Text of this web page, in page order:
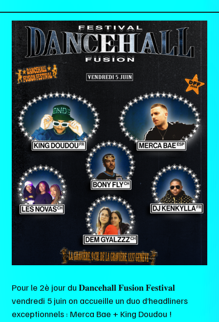
Pour le 2è jour du 𝐃𝐚𝐧𝐜𝐞𝐡𝐚𝐥𝐥 𝐅𝐮𝐬𝐢𝐨𝐧 𝐅𝐞𝐬𝐭𝐢𝐯𝐚𝐥
vendredi 5 juin on accueille un duo d’headliners
exceptionnels : Merca Bae + King Doudou !